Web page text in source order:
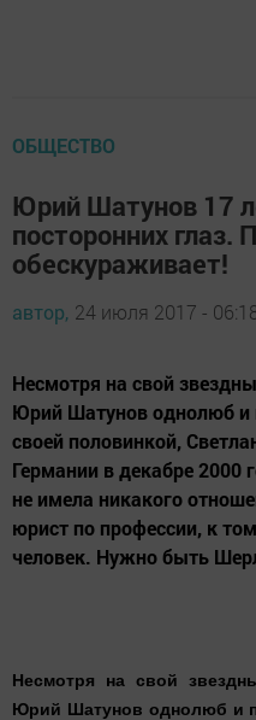
ОБЩЕСТВО
Юрий Шатунов 17
посторонних глаз.
обескураживает!
автор, 24 июля 2017 -
Несмотря на свой
Юрий Шатунов однолюб
своей половинкой,
Германии в декабре 2000
не имела никакого
юрист по профессии, к
человек. Нужно быть
Несмотря на свой
Юрий Шатунов однолюб и